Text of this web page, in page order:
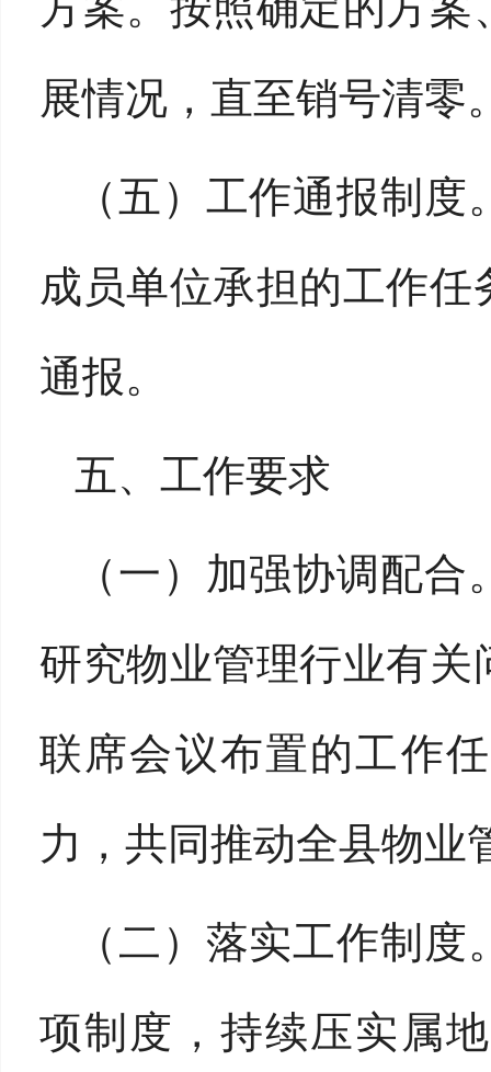
展情况，直至销号清零
（五）工作通报制度
成员单位承担的工作
通报。
五、工作要求
（一）加强协调配合
研究物业管理行业有
联席会议布置的工作
力，共同推动全县物业
（二）落实工作制度
项制度，持续压实属